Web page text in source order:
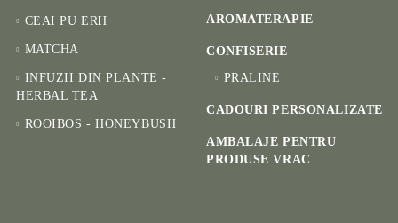
CEAI PU ERH
MATCHA
INFUZII DIN PLANTE -
HERBAL TEA
ROOIBOS - HONEYBUSH
AROMATERAPIE
CONFISERIE
PRALINE
CADOURI PERSONALIZATE
AMBALAJE PENTRU
PRODUSE VRAC